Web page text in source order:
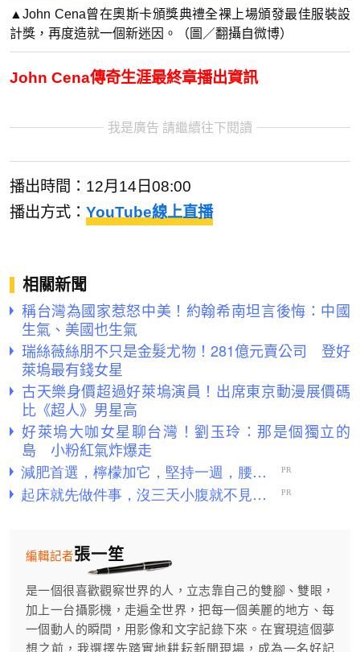
▲John Cena曾在奧斯卡頒獎典禮全裸上場頒發最佳服裝設
計獎，再度造就一個新迷因。（圖／翻攝自微博）
John Cena傳奇生涯最終章播出資訊
我是廣告 請繼續往下閱讀
播出時間：12月14日08:00
播出方式： YouTube線上直播
相關新聞
稱台灣為國家惹怒中美！約翰希南坦言後悔：中國
生氣、美國也生氣
瑞絲薇絲朋不只是金髮尤物！281億元賣公司 登好
萊塢最有錢女星
古天樂身價超過好萊塢演員！出席東京動漫展價碼
比《超人》男星高
好萊塢大咖女星聊台灣！劉玉玲：那是個獨立的
島 小粉紅氣炸爆走
張一笙
編輯記者
是一個很喜歡觀察世界的人，立志靠自己的雙腳、雙眼，
加上一台攝影機，走遍全世界，把每一個美麗的地方、每
一個動人的瞬間，用影像和文字記錄下來。在實現這個夢
想之前，我選擇先踏實地耕耘新聞現場，成為一名好記